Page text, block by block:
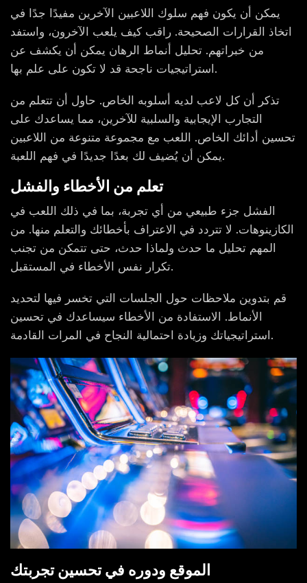
يمكن أن يكون فهم سلوك اللاعبين الآخرين مفيدًا جدًا في
اتخاذ القرارات الصحيحة. راقب كيف يلعب الآخرون، واستفد
من خبراتهم. تحليل أنماط الرهان يمكن أن يكشف عن
استراتيجيات ناجحة قد لا تكون على علم بها.
تذكر أن كل لاعب لديه أسلوبه الخاص. حاول أن تتعلم من
التجارب الإيجابية والسلبية للآخرين، مما يساعدك على
تحسين أدائك الخاص. اللعب مع مجموعة متنوعة من اللاعبين
يمكن أن يُضيف لك بعدًا جديدًا في فهم اللعبة.
تعلم من الأخطاء والفشل
الفشل جزء طبيعي من أي تجربة، بما في ذلك اللعب في
الكازينوهات. لا تتردد في الاعتراف بأخطائك والتعلم منها. من
المهم تحليل ما حدث ولماذا حدث، حتى تتمكن من تجنب
تكرار نفس الأخطاء في المستقبل.
قم بتدوين ملاحظات حول الجلسات التي تخسر فيها لتحديد
الأنماط. الاستفادة من الأخطاء سيساعدك في تحسين
استراتيجياتك وزيادة احتمالية النجاح في المرات القادمة.
الموقع ودوره في تحسين تجربتك